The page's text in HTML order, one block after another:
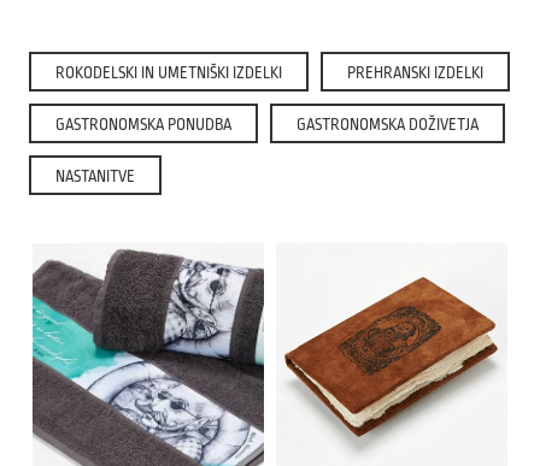
ROKODELSKI IN UMETNIŠKI IZDELKI PREHRANSKI IZDELKI
GASTRONOMSKA PONUDBA GASTRONOMSKA DOŽIVETJA
NASTANITVE